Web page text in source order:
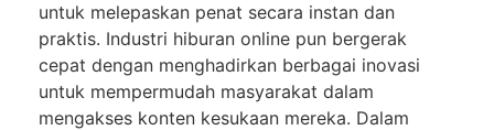
untuk melepaskan penat secara instan dan
praktis. Industri hiburan online pun bergerak
cepat dengan menghadirkan berbagai inovasi
untuk mempermudah masyarakat dalam
mengakses konten kesukaan mereka. Dalam